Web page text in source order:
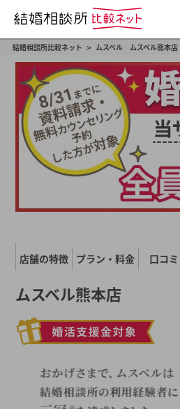
結婚相談所比較ネット > ムスベル ムスベル熊本店
店舗の特徴 プラン・料金 口コミ
ムスベル熊本店